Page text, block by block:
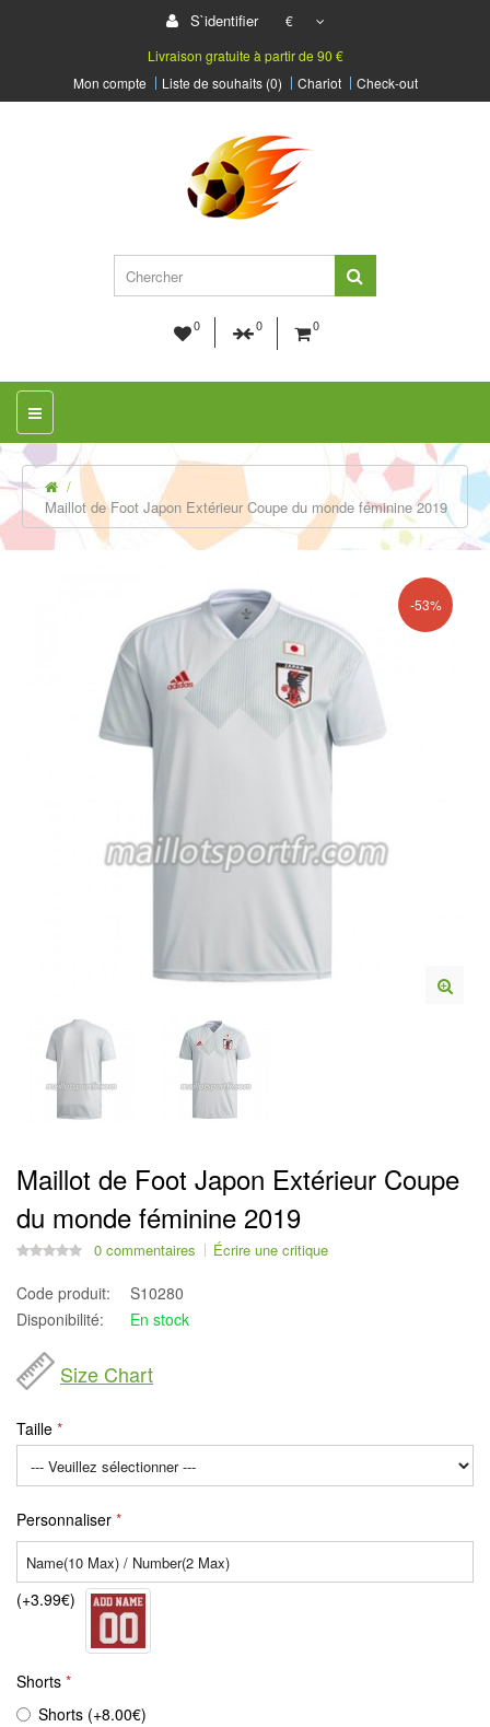
S`identifier
€
Livraison gratuite à partir de 90 €
Mon compte
Liste de souhaits (0) Chariot Check-out
0 0 0
Maillot de Foot Japon Extérieur Coupe du monde féminine 2019
-53%
Maillot de Foot Japon Extérieur Coupe
du monde féminine 2019
0 commentaires Écrire une critique
Code produit:
S10280
Disponibilité:
En stock
Size Chart
Taille
Personnaliser
(+3.99€)
Shorts
Shorts (+8.00€)